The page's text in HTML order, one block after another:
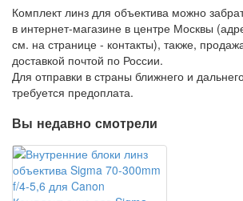
Комплект линз для объектива можно
в интернет-магазине в центре Москвы
см. на странице - контакты), также,
доставкой почтой по России.
Для отправки в страны ближнего и
требуется предоплата.
Вы недавно смотрели